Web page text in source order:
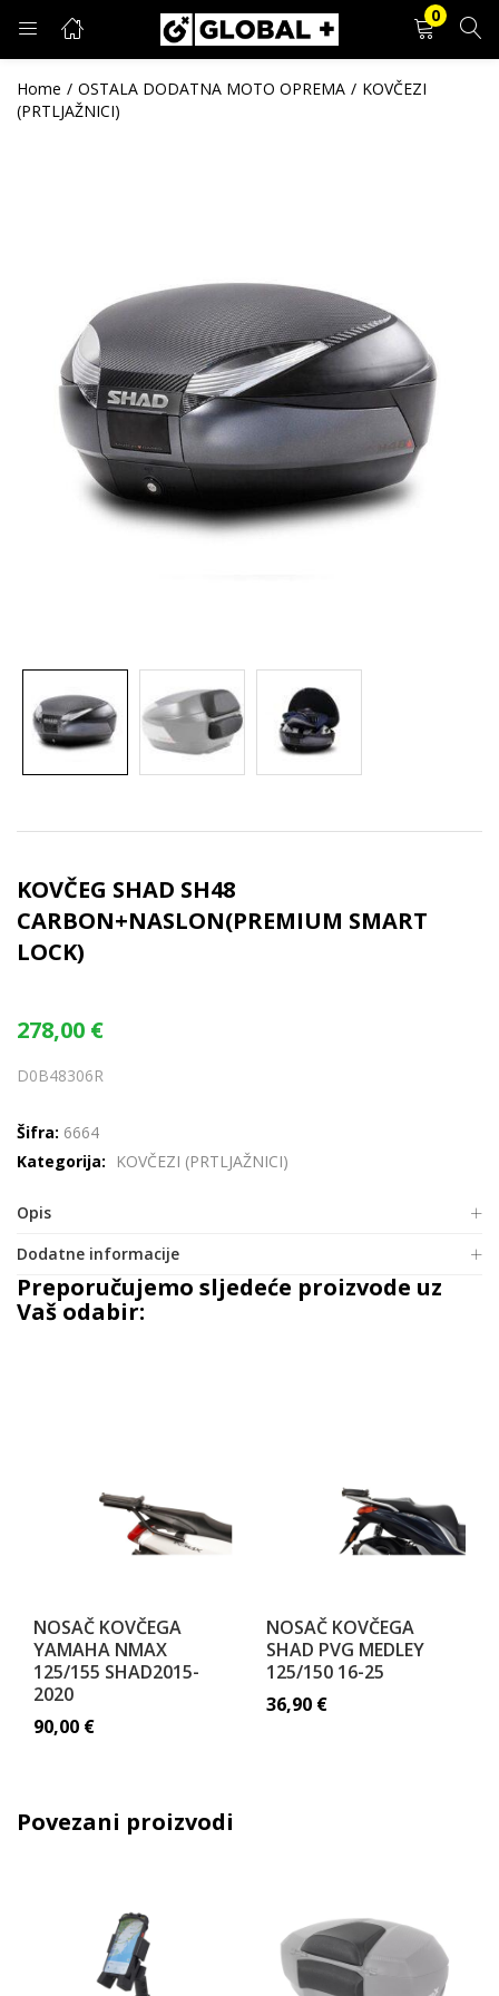
0
PRIJAVA REGISTRACIJA
Zapamti me
Prijava
Zaboravljena lozinka?
Home OSTALA DODATNA MOTO OPREMA
KOVČEZI
(PRTLJAŽNICI)
KOVČEG SHAD SH48
CARBON+NASLON(PREMIUM SMART
LOCK)
278,00 €
D0B48306R
Šifra: 6664
Kategorija:
KOVČEZI (PRTLJAŽNICI)
Opis
Dodatne informacije
Preporučujemo sljedeće proizvode uz
Vaš odabir:
NOSAČ KOVČEGA
YAMAHA NMAX
125/155 SHAD2015-
2020
90,00 €
NOSAČ KOVČEGA
SHAD PVG MEDLEY
125/150 16-25
36,90 €
Povezani proizvodi